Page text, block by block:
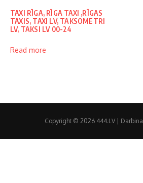
TAXI RĪGA, RĪGA TAXI ,RĪGAS
TAXIS, TAXI LV, TAKSOMETRI
LV, TAKSI LV 00-24
Read more
Copyright © 2026 444.LV | Darbina